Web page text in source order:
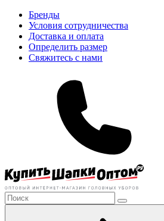
Бренды
Условия сотрудничества
Доставка и оплата
Определить размер
Свяжитесь с нами